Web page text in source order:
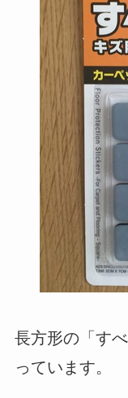
長方形の「す
っています。